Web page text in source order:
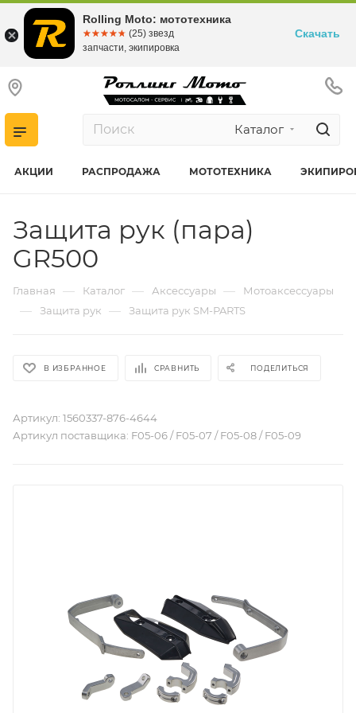
Каталог
АКЦИИ РАСПРОДАЖА МОТОТЕХНИКА
Защита рук (пара)
GR500
Главная — Каталог — Аксессуары — Мотоаксессуары
— Защита рук — Защита рук SM-PARTS
В ИЗБРАННОЕ СРАВНИТЬ ПОДЕЛИТЬСЯ
Артикул: 1560337-876-4644
Артикул поставщика: F05-06 / F05-07 / F05-08 / F05-09
Rolling Moto: мототехника
☆☆☆☆☆
★★★★★ (25) звезд
запчасти, экипировка
Скачать